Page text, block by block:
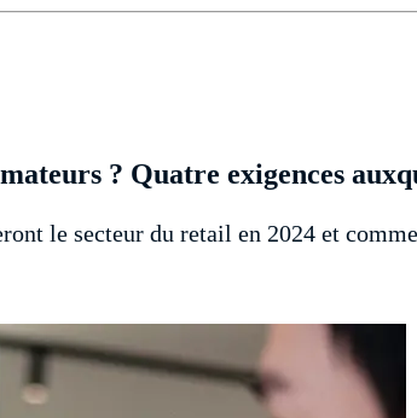
? Quatre exigences
le secteur du retail en 2024 et